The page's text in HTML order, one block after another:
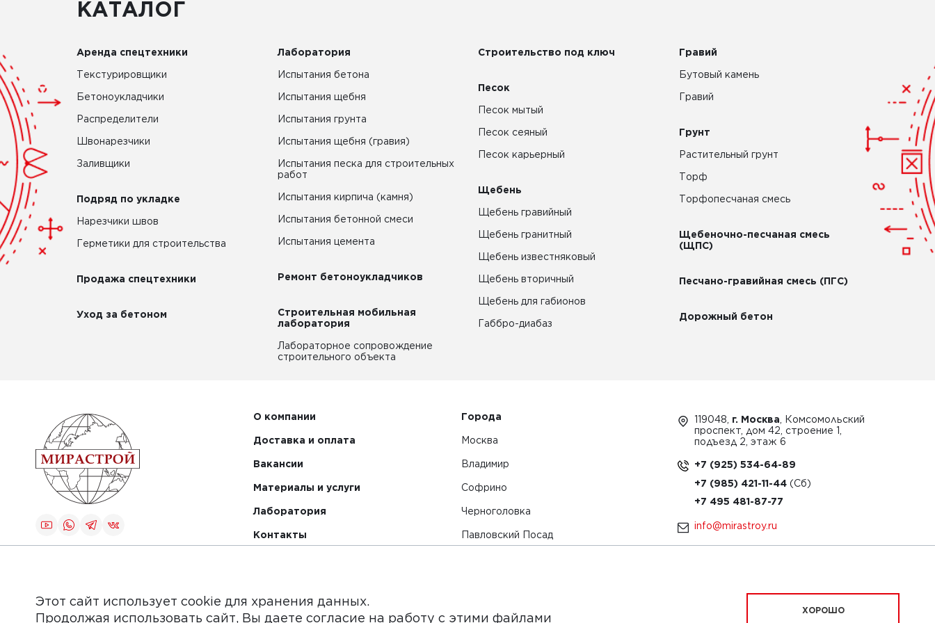
КАТАЛОГ
Аренда спецтехники
Текстурировщики
Бетоноукладчики
Распределители
Швонарезчики
Заливщики
Подряд по укладке
Нарезчики швов
Герметики для строительства
Продажа спецтехники
Уход за бетоном
Лаборатория
Испытания бетона
Испытания щебня
Испытания грунта
Испытания щебня (гравия)
Испытания песка для строительных
работ
Испытания кирпича (камня)
Испытания бетонной смеси
Испытания цемента
Ремонт бетоноукладчиков
Строительная мобильная
лаборатория
Лабораторное сопровождение
строительного объекта
Строительство под ключ
Песок
Песок мытый
Песок сеяный
Песок карьерный
Щебень
Щебень гравийный
Щебень гранитный
Щебень известняковый
Щебень вторичный
Щебень для габионов
Габбро-диабаз
Гравий
Бутовый камень
Гравий
Грунт
Растительный грунт
Торф
Торфопесчаная смесь
Щебеночно-песчаная смесь
(ЩПС)
Песчано-гравийная смесь (ПГС)
Дорожный бетон
О компании
Доставка и оплата
Вакансии
Материалы и услуги
Лаборатория
Контакты
Города
Москва
Владимир
Софрино
Черноголовка
Павловский Посад
119048, г. Москва , Комсомольский
проспект, дом 42, строение 1,
подъезд 2, этаж 6
+7 (925) 534-64-89
+7 (985) 421-11-44
+7 495 481-87-77
info@mirastroy.ru
Этот сайт использует cookie для хранения данных.
Продолжая использовать сайт, Вы даете согласие на работу с этими файлами
ХОРОШО